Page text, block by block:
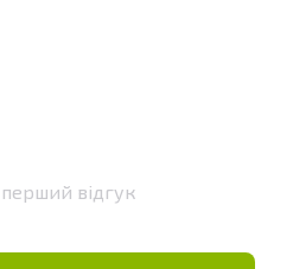
відгук